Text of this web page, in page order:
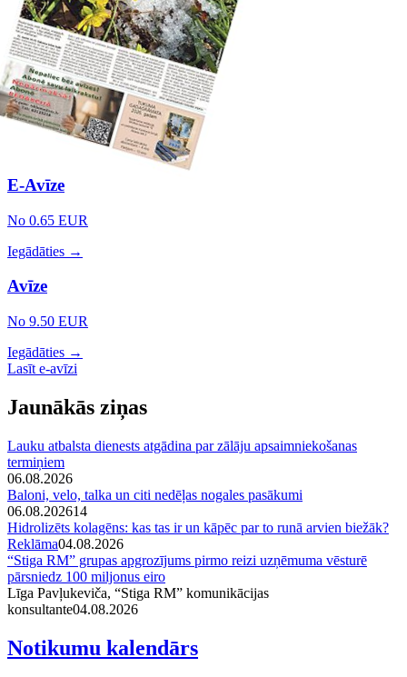
E-Avīze
No 0.65 EUR
Iegādāties →
Avīze
No 9.50 EUR
Iegādāties →
Lasīt e-avīzi
Jaunākās ziņas
Lauku atbalsta dienests atgādina par zālāju apsaimniekošanas
termiņiem
06.08.2026
Baloni, velo, talka un citi nedēļas nogales pasākumi
06.08.202614
Hidrolizēts kolagēns: kas tas ir un kāpēc par to runā arvien biežāk?
Reklāma04.08.2026
“Stiga RM” grupas apgrozījums pirmo reizi uzņēmuma vēsturē
pārsniedz 100 miljonus eiro
Līga Pavļukeviča, “Stiga RM” komunikācijas
konsultante04.08.2026
Notikumu kalendārs